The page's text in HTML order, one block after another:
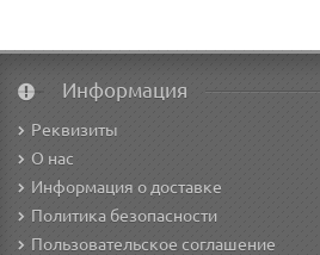
Информация
Реквизиты
О нас
Информация о доставке
Политика безопасности
Пользовательское соглашение